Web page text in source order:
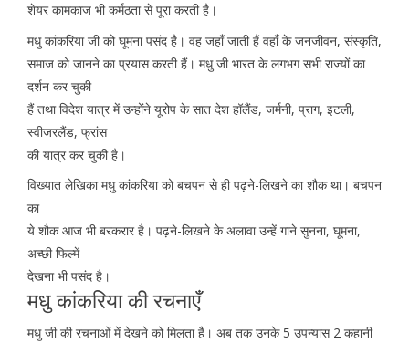
शेयर कामकाज भी कर्मठता से पूरा करती है।
मधु कांकरिया जी को घूमना पसंद है। वह जहाँ जाती हैं वहाँ के जनजीवन, संस्कृति,
समाज को जानने का प्रयास करती हैं। मधु जी भारत के लगभग सभी राज्यों का
दर्शन कर चुकी
हैं तथा विदेश यात्र में उन्होंने यूरोप के सात देश हॉलैंड, जर्मनी, प्राग, इटली,
स्वीजरलैंड, फ्रांस
की यात्र कर चुकी है।
विख्यात लेखिका मधु कांकरिया को बचपन से ही पढ़ने-लिखने का शौक था। बचपन
का
ये शौक आज भी बरकरार है। पढ़ने-लिखने के अलावा उन्हें गाने सुनना, घूमना,
अच्छी फिल्में
देखना भी पसंद है।
मधु कांकरिया की रचनाएँ
मधु जी की रचनाओं में देखने को मिलता है। अब तक उनके 5 उपन्यास 2 कहानी